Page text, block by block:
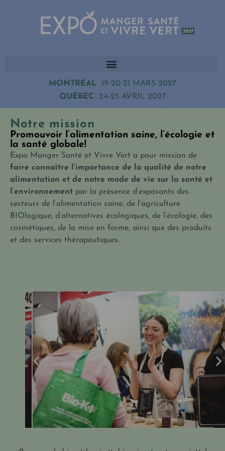
MONTRÉAL 19-20-21 MARS 2027
QUÉBEC 24-25 AVRIL 2027
Notre mission
Promouvoir l’alimentation saine, l’écologie et
la santé globale!
Expo Manger Santé et Vivre Vert a pour mission de
faire connaître l’importance de la qualité de notre
alimentation et de notre mode de vie sur la santé et
l’environnement par la présence d’exposants des
secteurs de l’alimentation saine, de l’agriculture
BIOlogique, d’alternatives écologiques, de l’écologie, des
cosmétiques, de la mise en forme, ainsi que des produits
et des services thérapeutiques.